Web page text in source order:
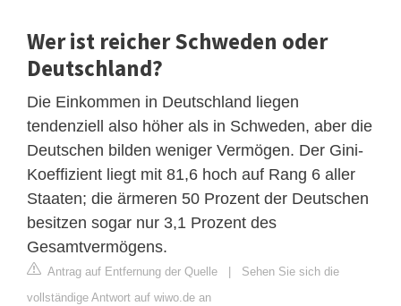
Wer ist reicher Schweden oder
Deutschland?
Die Einkommen in Deutschland liegen
tendenziell also höher als in Schweden, aber die
Deutschen bilden weniger Vermögen. Der Gini-
Koeffizient liegt mit 81,6 hoch auf Rang 6 aller
Staaten; die ärmeren 50 Prozent der Deutschen
besitzen sogar nur 3,1 Prozent des
Gesamtvermögens.
Antrag auf Entfernung der Quelle | Sehen Sie sich die
vollständige Antwort auf wiwo.de an